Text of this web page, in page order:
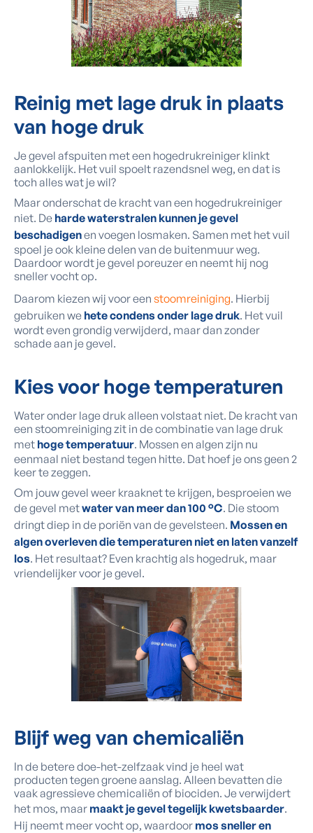
Reinig met lage druk in plaats
van hoge druk
Je gevel afspuiten met een hogedrukreiniger klinkt
aanlokkelijk. Het vuil spoelt razendsnel weg, en dat is
toch alles wat je wil?
Maar onderschat de kracht van een hogedrukreiniger
niet. De harde waterstralen kunnen je gevel
beschadigenen voegen losmaken. Samen met het vuil
spoel je ook kleine delen van de buitenmuur weg.
Daardoor wordt je gevel poreuzer en neemt hij nog
sneller vocht op.
Daarom kiezen wij voor een stoomreiniging. Hierbij
gebruiken we hete condens onder lage druk. Het vuil
wordt even grondig verwijderd, maar dan zonder
schade aan je gevel.
Kies voor hoge temperaturen
Water onder lage druk alleen volstaat niet. De kracht van
een stoomreiniging zit in de combinatie van lage druk
met hoge temperatuur. Mossen en algen zijn nu
eenmaal niet bestand tegen hitte. Dat hoef je ons geen 2
keer te zeggen.
Om jouw gevel weer kraaknet te krijgen, besproeien we
de gevel metwater van meer dan 100 °C. Die stoom
dringt diep in de poriën van de gevelsteen. Mossen en
algen overleven die temperaturen niet en laten vanzelf
los. Het resultaat? Even krachtig als hogedruk, maar
vriendelijker voor je gevel.
Blijf weg van chemicaliën
In de betere doe-het-zelfzaak vind je heel wat
producten tegen groene aanslag. Alleen bevatten die
vaak agressieve chemicaliën of biociden. Je verwijdert
het mos, maar maakt je gevel tegelijk kwetsbaarder.
Hij neemt meer vocht op, waardoor mos sneller en